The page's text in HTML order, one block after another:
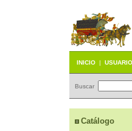
INICIO |
Buscar
Catálogo